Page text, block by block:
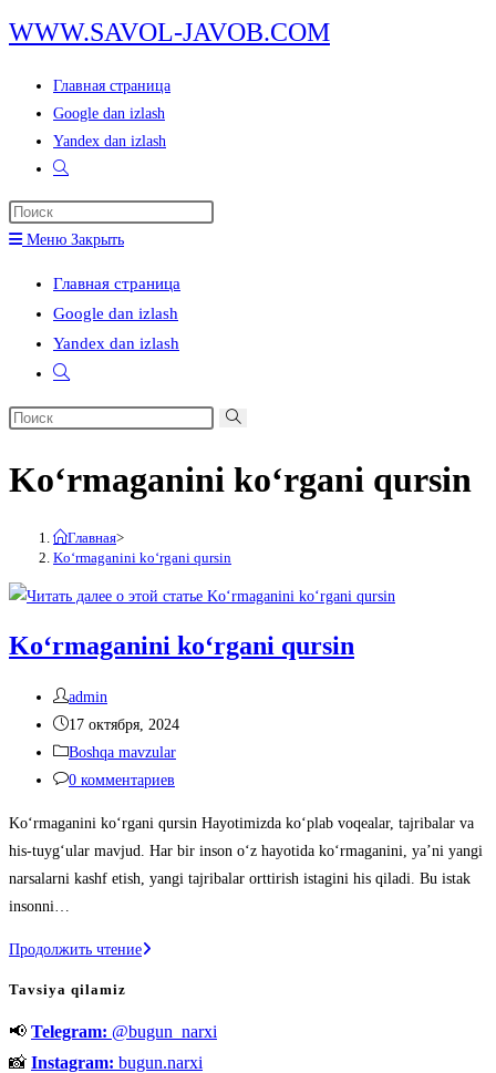
Перейти
к
содержимому
WWW.SAVOL-JAVOB.COM
Главная страница
Google dan izlash
Yandex dan izlash
Переключить
по
веб-
сайту
Меню Закрыть
Главная страница
Google dan izlash
Yandex dan izlash
Переключить
по
сайту
Поиск
сайте
Koʻrmaganini koʻrgani qursin
Главная>
Koʻrmaganini koʻrgani qursin
Koʻrmaganini koʻrgani qursin
Автор
записи:
admin
Запись
опубликована:
17 октября, 2024
Рубрика
записи:
Boshqa mavzular
Комментарии
записи:
0 комментариев
Koʻrmaganini koʻrgani qursin Hayotimizda ko‘plab voqealar, tajribalar va
his-tuyg‘ular mavjud. Har bir inson o‘z hayotida ko‘rmaganini, ya’ni yangi
narsalarni kashf etish, yangi tajribalar orttirish istagini his qiladi. Bu istak
insonni…
Продолжить чтениеKoʻrmaganini
Tavsiya qilamiz
📢 Telegram: @bugun_narxi
📸 Instagram: bugun.narxi